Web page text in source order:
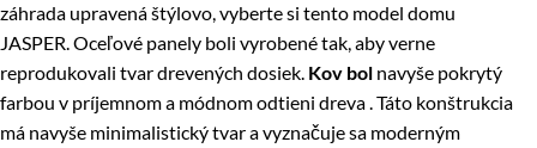
záhrada upravená štýlovo, vyberte si tento model domu
JASPER. Oceľové panely boli vyrobené tak, aby verne
reprodukovali tvar drevených dosiek. Kov bol navyše pokrytý
farbou v príjemnom a módnom odtieni dreva . Táto konštrukcia
má navyše minimalistický tvar a vyznačuje sa moderným